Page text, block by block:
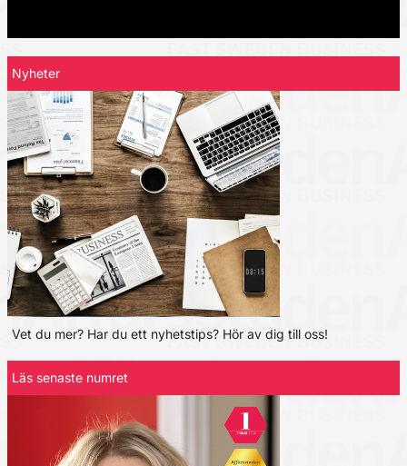
Nyheter
Vet du mer? Har du ett nyhetstips? Hör av dig till oss!
Läs senaste numret